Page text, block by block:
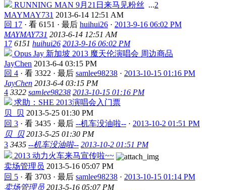
RUNNING MAN 9月21日来马见粉丝 ...2
MAYMAY731 2013-6-14 12:51 AM
回 17 · 看 6151 · 最后 huihui26 · 2013-9-16 06:02 PM
MAYMAY731 2013-6-14 12:51 AM
17 6151 huihui26 2013-9-16 06:02 PM
Opus Jay 新加坡 2013 魔天伦演唱会 周边商品
JayChen 2013-6-4 03:15 PM
回 4 · 看 3322 · 最后 samlee98238 · 2013-10-15 01:16 PM
JayChen 2013-6-4 03:15 PM
4 3322 samlee98238 2013-10-15 01:16 PM
求助：SHE 2013演唱会入门票
贝_贝 2013-5-25 01:30 PM
回 3 · 看 3435 · 最后 --机车没油啦-- · 2013-10-2 01:51 PM
贝_贝 2013-5-25 01:30 PM
3 3435 --机车没油啦-- 2013-10-2 01:51 PM
2013 动力火车来马宣传啦~~
卖场管理员 2013-5-16 05:07 PM
回 5 · 看 3703 · 最后 samlee98238 · 2013-10-15 01:14 PM
卖场管理员 2013-5-16 05:07 PM